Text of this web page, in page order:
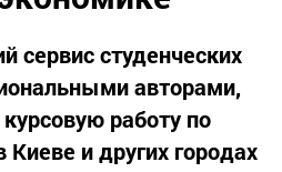
сервис студенческих
авторами,
работу по
и других городах